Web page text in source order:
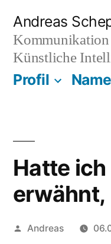
Inhalt
springen
Andreas
Künstliche
Profil
Hatte
erwähnt,
Veröffentlicht
Andreas